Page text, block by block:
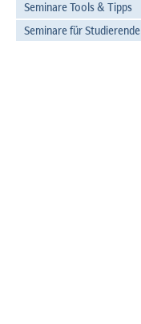
Seminare Tools & Tipps
Seminare für Studierende